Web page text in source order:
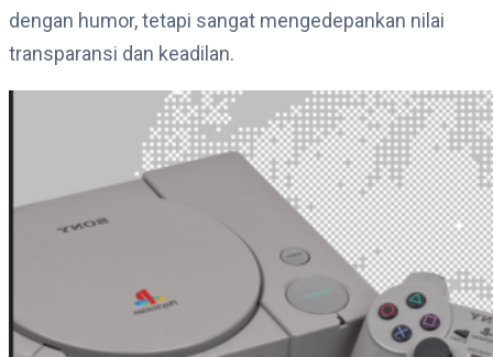
dengan humor, tetapi sangat mengedepankan nilai
transparansi dan keadilan.